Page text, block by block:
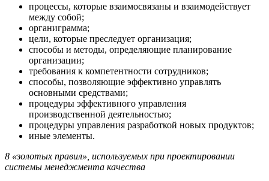
процессы, которые взаимосвязаны и взаимодействует
между собой;
органиграмма;
цели, которые преследует организация;
способы и методы, определяющие планирование
организации;
требования к компетентности сотрудников;
способы, позволяющие эффективно управлять
основными средствами;
процедуры эффективного управления
производственной деятельностью;
процедуры управления разработкой новых продуктов;
иные элементы.
8 «золотых правил», используемых при проектировании
системы менеджмента качества